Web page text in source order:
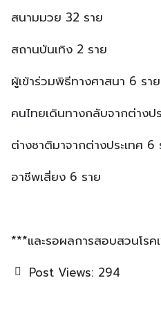
สนามมวย 32 ราย
สถานบันเทิง 2 ราย
ผู้เข้าร่วมพิธีทางศาสนา 6 ราย
คนไทยเดินทางกลับจากต่างป
ต่างชาติมาจากต่างประเทศ 6
อาชีพเสี่ยง 6 ราย
***และรอผลการสอบสวนโร
Post Views: 294